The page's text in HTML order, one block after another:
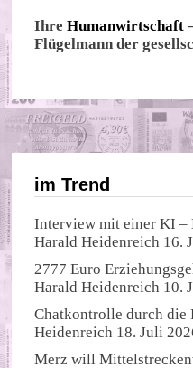
IhreHumanwirtschaft
Flügelmann der
im Trend
Interview mit einer KI –
Harald Heidenreich 16.
2777 Euro
Harald Heidenreich 10.
Chatkontrolle durch die
Heidenreich 18. Juli
Merz will